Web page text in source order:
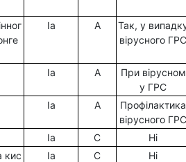
Ia A
Так, у
вірусного ГРС
Ia A
При вірусном
у ГРС
Ia A
Профілактика
вірусного ГРС
Ia С
Ні
кис
Ia С Ні